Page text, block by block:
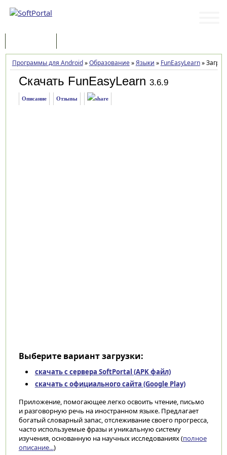
Программы для Android»Образование»Языки » FunEasyLearn»
Скачать FunEasyLearn 3.6.9
Описание Отзывы
Выберите вариант загрузки:
скачать с сервера SoftPortal (APK файл)
скачать с официального сайта (Google Play)
Приложение, помогающее легко освоить чтение, письмо
и разговорную речь на иностранном языке. Предлагает
богатый словарный запас, отслеживание своего прогресса,
часто используемые фразы и уникальную систему
изучения, основанную на научных исследованиях (полное
описание...)